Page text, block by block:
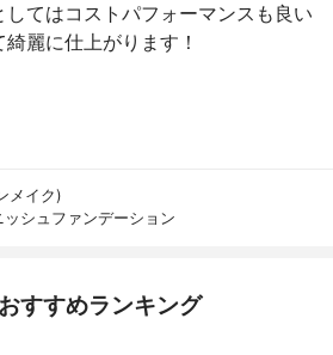
てはコストパフォーマンスも良い
麗に仕上がります！
メイク)
シュファンデーション
すすめランキング